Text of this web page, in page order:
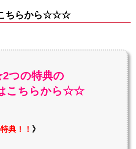
ちらから☆☆☆
つの特典の
こちらから☆☆
典！！ 》